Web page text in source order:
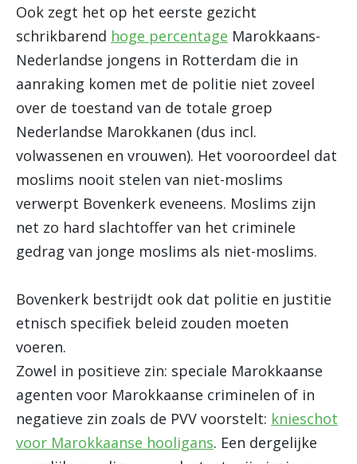
Ook zegt het op het eerste gezicht
schrikbarend hoge percentage Marokkaans-
Nederlandse jongens in Rotterdam die in
aanraking komen met de politie niet zoveel
over de toestand van de totale groep
Nederlandse Marokkanen (dus incl.
volwassenen en vrouwen). Het vooroordeel dat
moslims nooit stelen van niet-moslims
verwerpt Bovenkerk eveneens. Moslims zijn
net zo hard slachtoffer van het criminele
gedrag van jonge moslims als niet-moslims.
Bovenkerk bestrijdt ook dat politie en justitie
etnisch specifiek beleid zouden moeten
voeren.
Zowel in positieve zin: speciale Marokkaanse
agenten voor Marokkaanse criminelen of in
negatieve zin zoals de PVV voorstelt: knieschot
voor Marokkaanse hooligans. Een dergelijke